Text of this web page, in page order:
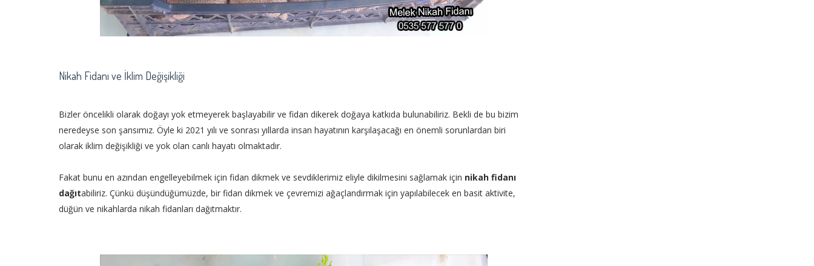
Nikah Fidanı ve İklim Değişikliği
Bizler öncelikli olarak doğayı yok etmeyerek başlayabilir ve fidan dikerek doğaya katkıda bulunabiliriz. Bekli de bu bizim
neredeyse son şansımız. Öyle ki 2021 yılı ve sonrası yıllarda insan hayatının karşılaşacağı en önemli sorunlardan biri
olarak iklim değişikliği ve yok olan canlı hayatı olmaktadır.
Fakat bunu en azından engelleyebilmek için fidan dikmek ve sevdiklerimiz eliyle dikilmesini sağlamak için nikah fidanı
dağıtabiliriz. Çünkü düşündüğümüzde, bir fidan dikmek ve çevremizi ağaçlandırmak için yapılabilecek en basit aktivite,
düğün ve nikahlarda nikah fidanları dağıtmaktır.